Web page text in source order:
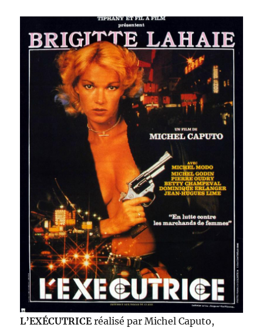
L’EXÉCUTRICEréalisé par Michel Caputo,